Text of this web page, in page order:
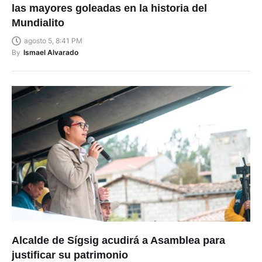
las mayores goleadas en la historia del
Mundialito
agosto 5, 8:41 PM
By Ismael Alvarado
Alcalde de Sígsig acudirá a Asamblea para
justificar su patrimonio